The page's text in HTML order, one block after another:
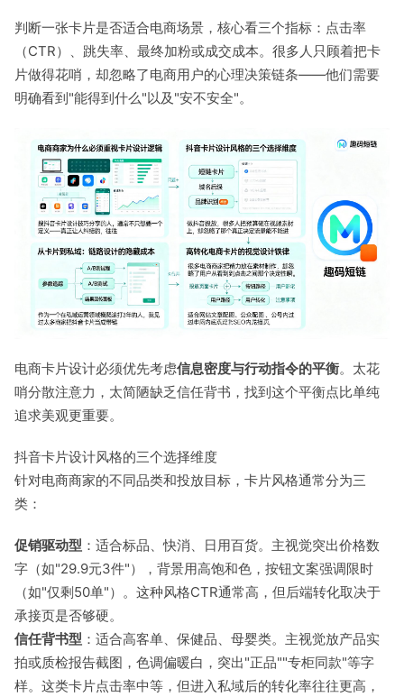
判断一张卡片是否适合电商场景，核心看三个指标：点击率
（CTR）、跳失率、最终加粉或成交成本。很多人只顾着把卡
片做得花哨，却忽略了电商用户的心理决策链条——他们需要
明确看到"能得到什么"以及"安不安全"。
电商卡片设计必须优先考虑信息密度与行动指令的平衡。太花
哨分散注意力，太简陋缺乏信任背书，找到这个平衡点比单纯
追求美观更重要。
抖音卡片设计风格的三个选择维度
针对电商商家的不同品类和投放目标，卡片风格通常分为三
类：
促销驱动型 ：适合标品、快消、日用百货。主视觉突出价格数
字（如"29.9元3件"），背景用高饱和色，按钮文案强调限时
（如"仅剩50单"）。这种风格CTR通常高，但后端转化取决于
承接页是否够硬。
信任背书型 ：适合高客单、保健品、母婴类。主视觉放产品实
拍或质检报告截图，色调偏暖白，突出"正品""专柜同款"等字
样。这类卡片点击率中等，但进入私域后的转化率往往更高，